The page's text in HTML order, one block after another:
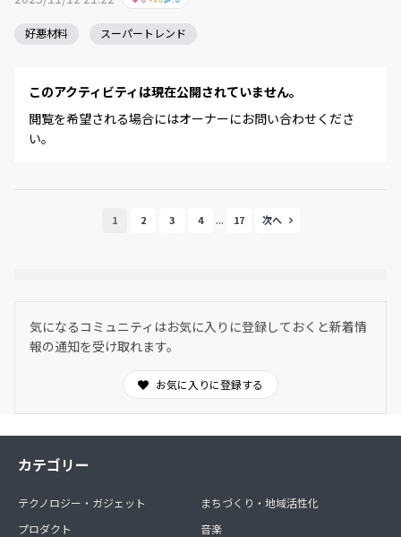
好悪材料 スーパートレンド
このアクティビティは現在公開されていません。
閲覧を希望される場合にはオーナーにお問い合わせくださ
い。
1 2 3 4 ... 17
気になるコミュニティはお気に入りに登録しておくと新着情
報の通知を受け取れます。
お気に入りに登録する
カテゴリー
テクノロジー・ガジェット
プロダクト
まちづくり・地域活性化
音楽